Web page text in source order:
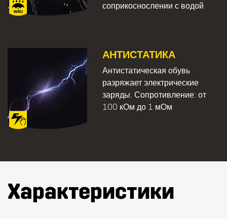
соприкоснослении с водой
АНТИСТАТИКА
Антистатическая обувь
разряжает электрические
заряды. Сопротивление: от
100 кОм до 1 мОм
Характеристики